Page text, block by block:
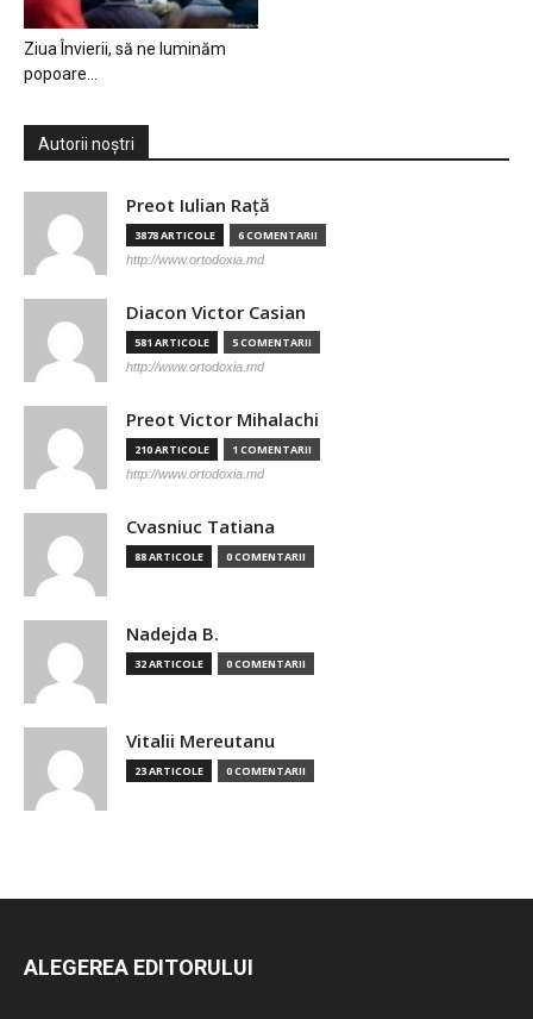
Ziua Învierii, să ne luminăm
popoare…
Autorii noștri
Preot Iulian Raţă
3878 ARTICOLE 6 COMENTARII
http://www.ortodoxia.md
Diacon Victor Casian
581 ARTICOLE 5 COMENTARII
http://www.ortodoxia.md
Preot Victor Mihalachi
210 ARTICOLE 1 COMENTARII
http://www.ortodoxia.md
Cvasniuc Tatiana
88 ARTICOLE 0 COMENTARII
Nadejda B.
32 ARTICOLE 0 COMENTARII
Vitalii Mereutanu
23 ARTICOLE 0 COMENTARII
ALEGEREA EDITORULUI